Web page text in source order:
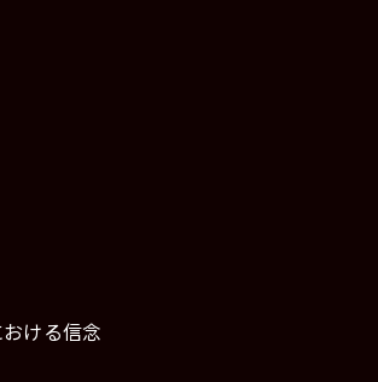
ける信念